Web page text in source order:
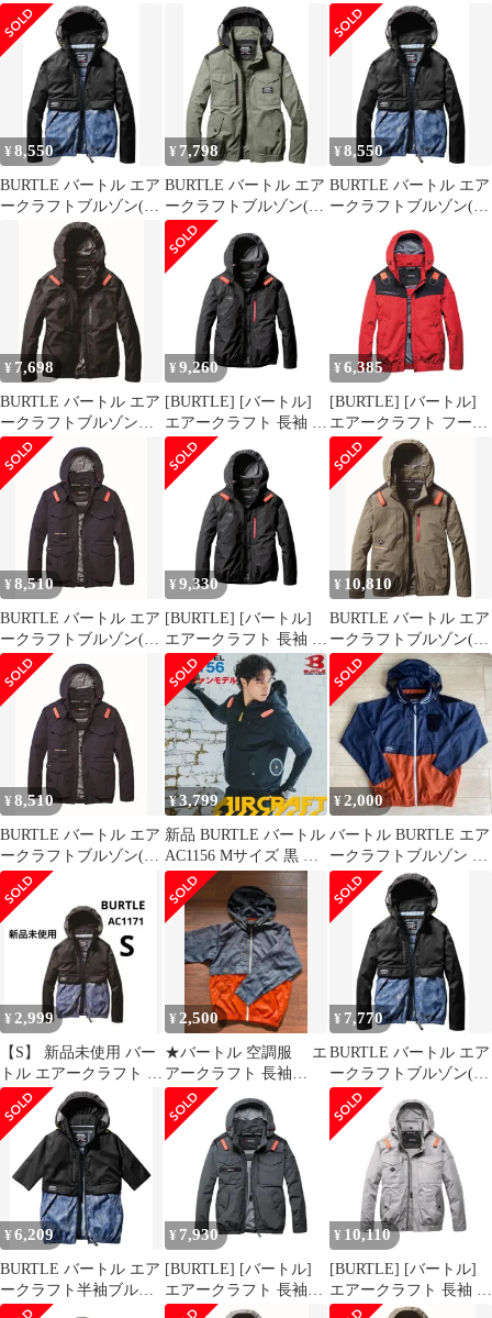
ニセックス)春夏用ブラ
ックAC208135S
ルゾン (ファンなし)
AC2071 AIRCRAFT S
35ブラック
ルゾン (ファンなし)
AC7141 AIRCRAFT
¥8,550
BURTLE バートル エア
ークラフトブルゾン(ユ
ニセックス) 春夏用 シ
ルバー AC1171 5 L [シ
ルバー] [Free Size]
¥ 7,798
BURTLE バートル エア
ークラフトブルゾン(ユ
ニセックス) 春夏用 ミ
ルスグリーン AC1181
14 M
¥8,550
BURTLE バートル エア
ークラフトブルゾン(ユ
ニセックス) 春夏用 シ
ルバー AC1171 5 L [シ
ルバー] [Free Size]
¥ 7,698
BURTLE バートル エア
ークラフトブルゾン
(ユニセックス) 春夏用
ブラック AC2061 35
XXL
¥ 9,260
[BURTLE] [バートル]
エアークラフト 長袖 ブ
ルゾン (ファンなし)
AC2061 AIRCRAFT M
71バーニー [71バーニ
ー] [M]
¥ 6,385
[BURTLE] [バートル]
エアークラフト フーデ
ィ 長袖 ジャケット (フ
ァンなし) AC1191
AIRCRAFT L 98カーデ
ィナル
¥8,510
BURTLE バートル エア
ークラフトブルゾン(ハ
イバックファン)(ユニ
セックス) 春夏用 ネイ
ビー AC2101 3 XL [ネイ
ビー] [XL]
¥ 9,330
[BURTLE] [バートル]
エアークラフト 長袖 ブ
ルゾン (ファンなし)
AC2061 AIRCRAFT M
71バーニー [71バーニ
ー] [M]
¥ 10,810
BURTLE バートル エア
ークラフトブルゾン(ユ
ニセックス) 春夏用 ア
ーミカーキ AC2081 61
M [アーミカーキ] [M]
¥8,510
BURTLE バートル エア
ークラフトブルゾン(ハ
イバックファン)(ユニ
セックス) 春夏用 ネイ
ビー AC2101 3 XL [ネイ
ビー] [XL]
¥3,799
新品 BURTLE バートル
AC1156 Mサイズ 黒 半
袖ブルゾン 作業服
¥2,000
バートル BURTLE エア
ークラフトブルゾン 空
調服 Mサイズ AC1171
¥ 2,999
【S】 新品未使用 バー
トル エアークラフト 空
調服 長袖 AC1171
¥ 2,500
★バートル 空調服 エ
アークラフト 長袖
AC1171★Mサイズ
¥ 7,770
BURTLE バートル エア
ークラフトブルゾン(ユ
ニセックス) 春夏用 ネ
イビー AC1171 3 S [ネ
イビー] [Free Size]
¥ 6,209
BURTLE バートル エア
ークラフト半袖ブルゾ
ン(ユニセックス) 春夏
¥ 7,930
[BURTLE] [バートル]
エアークラフト 長袖ブ
ルゾン (ファンなし)
¥ 10,110
[BURTLE] [バートル]
エアークラフト 長袖 ブ
ルゾン (ファンなし)